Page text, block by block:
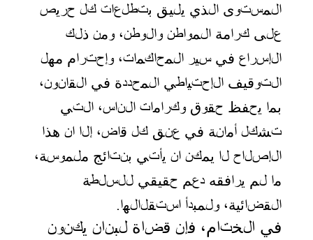
المستوى الذي يليق بتطلعات كل حريص
على كرامة المواطن والوطن، ومن ذلك
الإسراع في سير المحاكمات، وإحترام مهل
التوقيف الإحتياطي المحددة في القانون،
بما يحفظ حقوق وكرامات الناس، التي
تشكل أمانة في عنق كل قاض، إلا ان هذا
الإصلاح لا يمكن ان يأتي بنتائج ملموسة،
ما لم يرافقه دعم حقيقي للسلطة
القضائية، ولمبدأ استقلالها.
في الختام، فإن قضاة لبنان يكنون